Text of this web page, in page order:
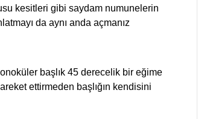
kesitleri gibi saydam numunelerin
da aynı anda açmanız
başlık 45 derecelik bir eğime
ettirmeden başlığın kendisini